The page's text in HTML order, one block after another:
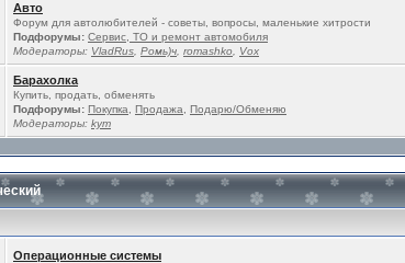
Авто
Форум для автолюбителей - советы, вопросы, маленькие хитрости
Подфорумы: Сервис, ТО и ремонт автомобиля
Модераторы: VladRus, Ромь)ч, romashko, Vox
Барахолка
Купить, продать, обменять
Подфорумы: Покупка, Продажа, Подарю/Обменяю
Модераторы: kym
Операционные системы